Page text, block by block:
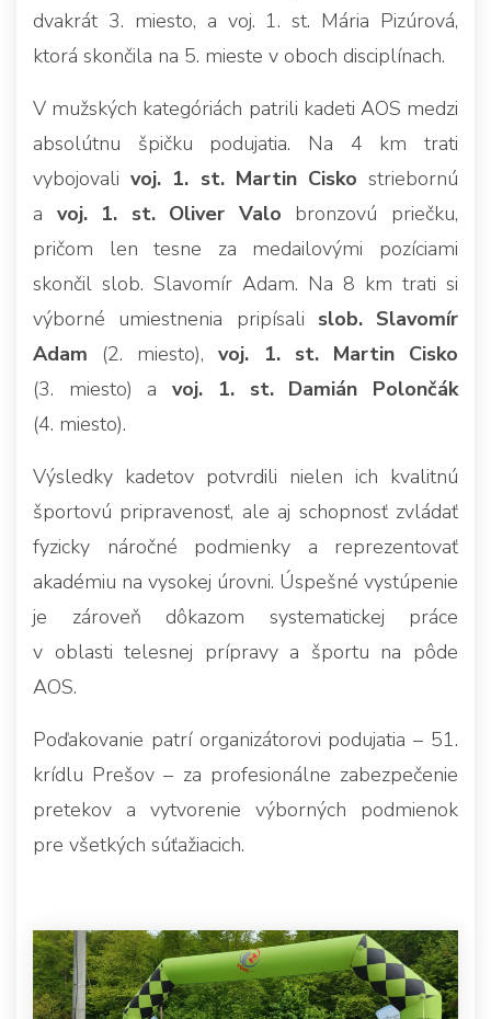
dvakrát 3. miesto, a voj. 1. st. Mária Pizúrová,
ktorá skončila na 5. mieste v oboch disciplínach.
V mužských kategóriách patrili kadeti AOS medzi
absolútnu špičku podujatia. Na 4 km trati
vybojovalivoj. 1. st. Martin Cisko striebornú
a voj. 1. st. Oliver Valo bronzovú priečku,
pričom len tesne za medailovými pozíciami
skončil slob. Slavomír Adam. Na 8 km trati si
výborné umiestnenia pripísali slob. Slavomír
Adam (2. miesto),voj. 1. st. Martin Cisko
(3. miesto) avoj. 1. st. Damián Polončák
(4. miesto).
Výsledky kadetov potvrdili nielen ich kvalitnú
športovú pripravenosť, ale aj schopnosť zvládať
fyzicky náročné podmienky a reprezentovať
akadémiu na vysokej úrovni. Úspešné vystúpenie
je zároveň dôkazom systematickej práce
v oblasti telesnej prípravy a športu na pôde
AOS.
Poďakovanie patrí organizátorovi podujatia – 51.
krídlu Prešov – za profesionálne zabezpečenie
pretekov a vytvorenie výborných podmienok
pre všetkých súťažiacich.